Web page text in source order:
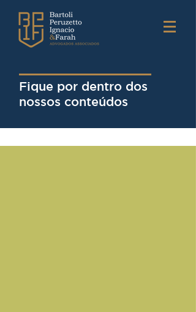
Fique por dentro dos
nossos conteúdos